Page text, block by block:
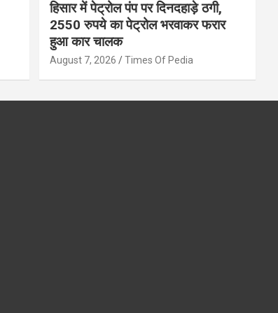
हिसार में पेट्रोल पंप पर दिनदहाड़े ठगी,
2550 रुपये का पेट्रोल भरवाकर फरार
हुआ कार चालक
August 7, 2026 Times Of Pedia